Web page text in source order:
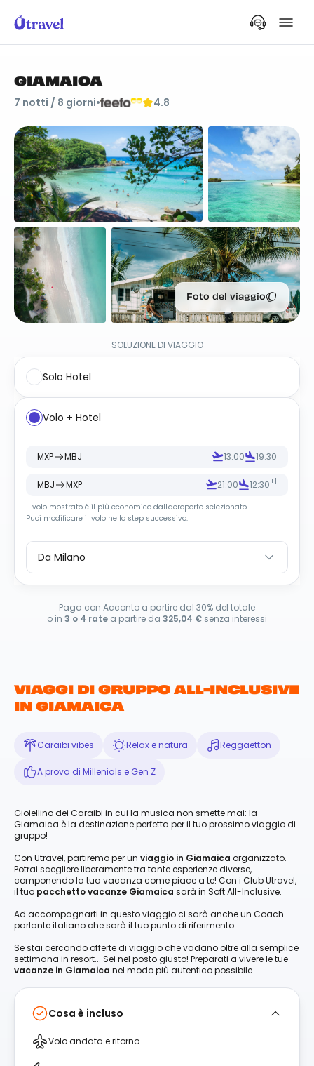
GIAMAICA
7 notti / 8 giorni• 4.8
Foto del viaggio
SOLUZIONE DI VIAGGIO
Solo Hotel
Volo + Hotel
MXP MBJ 13:00 19:30
MBJ MXP 21:00 12:30+1
Il volo mostrato è il più economico dall'aeroporto selezionato.
Puoi modificare il volo nello step successivo.
Da Milano
Paga con Acconto a partire dal 30% del totale
o in 3 o 4 rate a partire da 325,04 € senza interessi
VIAGGI DI GRUPPO ALL-INCLUSIVE
IN GIAMAICA
Caraibi vibes Relax e natura Reggaetton
A prova di Millenials e Gen Z
Gioiellino dei Caraibi in cui la musica non smette mai: la
Giamaica è la destinazione perfetta per il tuo prossimo viaggio di
gruppo!
Con Utravel, partiremo per un viaggio in Giamaica organizzato.
Potrai scegliere liberamente tra tante esperienze diverse,
componendo la tua vacanza come piace a te! Con i Club Utravel,
il tuo pacchetto vacanze Giamaica sarà in Soft All-Inclusive.
Ad accompagnarti in questo viaggio ci sarà anche un Coach
parlante italiano che sarà il tuo punto di riferimento.
Se stai cercando offerte di viaggio che vadano oltre alla semplice
settimana in resort... Sei nel posto giusto! Preparati a vivere le tue
vacanze in Giamaica nel modo più autentico possibile.
Cosa è incluso
Volo andata e ritorno